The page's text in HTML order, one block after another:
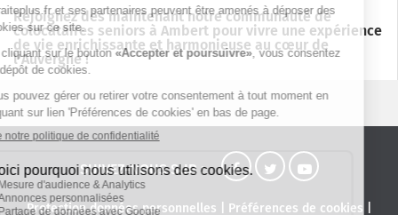
Rejoignez dès maintenant notre communauté de
colocataires seniors à Ambert pour vivre une expérience
de vie enrichissante et harmonieuse au cœur de
l'Auvergne !
SUIVEZ-NOUS SUR :
Protection données personnelles Préférences de cookies